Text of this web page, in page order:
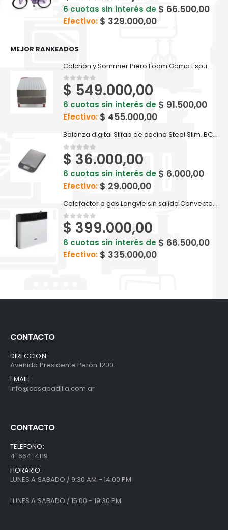
6 cuotas sin interés de $ 66.500,00
Efectivo: $ 329.000,00
MEJOR RANKEADOS
Colchón y Sommier Piero Foam Goma Espuma 190 x 80 cm
0out of 5
$ 549.000,00
6 cuotas sin interés de $ 91.500,00
Efectivo: $ 455.000,00
Balanza digital Silfab de cocina Steel Slim. BC305
0out of 5
$ 36.000,00
6 cuotas sin interés de $ 6.000,00
Efectivo: $ 29.000,00
Calefactor a gas Longvie sin salida Convector Eca5s 5200 Kcal Recta
0out of 5
$ 399.000,00
6 cuotas sin interés de $ 66.500,00
Efectivo: $ 335.000,00
CONTACTO
DIRECCION:
Avenida Presidente Perón 1200.
EMAIL:
info@casapadilla.com.ar
CONTACTO
TELEFONO:
4-664-4119
HORARIO:
LUNES A SABADO / 9:30 AM - 14:00 PM
LUNES A SABADO / 15:00 - 19:30 PM